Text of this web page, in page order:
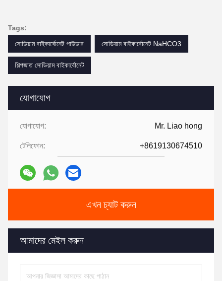
যোগাযোগ
যোগাযোগ: Mr. Liao hong
টেলিফোন: +8619130674510
এখন চ্যাট করুন
আমাদের মেইল করুন
Tags:
সোডিয়াম বাইকার্বোনেট পাউডার
সোডিয়াম বাইকার্বোনেট NaHCO3
শিল্পজাত সোডিয়াম বাইকার্বোনেট